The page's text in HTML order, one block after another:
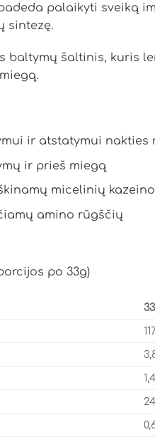
palaikyti sveiką
sintezę.
baltymų šaltinis, kuris
ir atstatymui nakties
ir prieš miegą
micelinių
amino rūgščių
po 33g)